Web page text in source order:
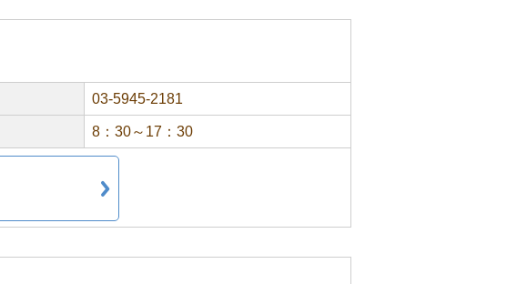
03-5945-2181
8：30～17：30